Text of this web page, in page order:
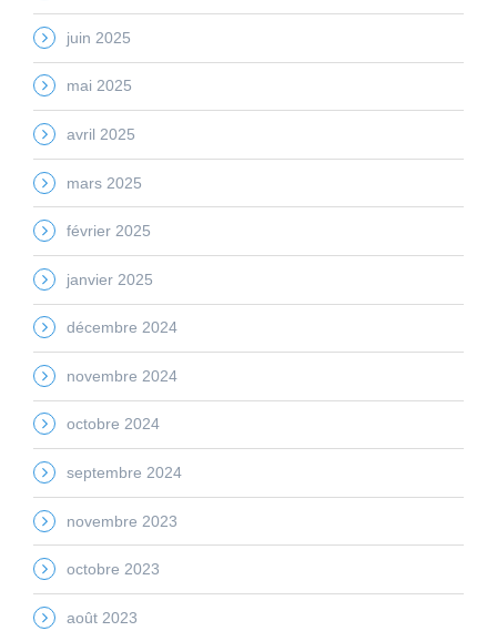
juin 2025
mai 2025
avril 2025
mars 2025
février 2025
janvier 2025
décembre 2024
novembre 2024
octobre 2024
septembre 2024
novembre 2023
octobre 2023
août 2023